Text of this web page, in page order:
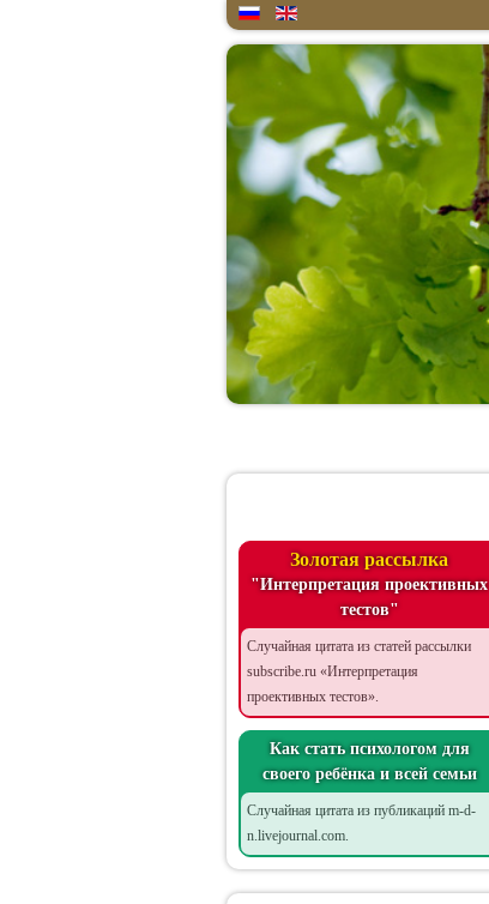
Золотая рассылка
"Интерпретация проективных
тестов"
Случайная цитата из статей рассылки
subscribe.ru «Интерпретация
проективных тестов».
Как стать психологом для
своего ребёнка и всей семьи
Случайная цитата из публикаций m-d-
n.livejournal.com.